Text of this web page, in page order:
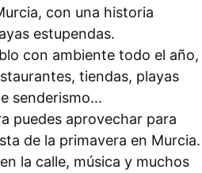
con una historia
estupendas.
con ambiente todo el año,
tiendas, playas
senderismo…
puedes aprovechar para
de la primavera en Murcia.
la calle, música y muchos